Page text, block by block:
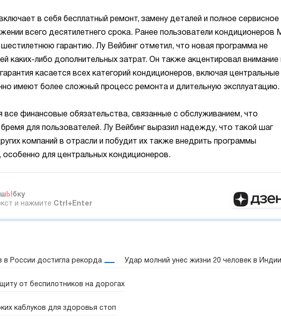
в себя бесплатный ремонт, замену деталей и полное сервисное
всего десятилетнего срока. Ранее пользователи кондиционеров
шестилетнюю гарантию. Лу Вейбинг отметил, что новая программа не
каких-либо дополнительных затрат. Он также акцентировал внимание
касается всех категорий кондиционеров, включая центральные
имеют более сложный процесс ремонта и длительную эксплуатацию.
все финансовые обязательства, связанные с обслуживанием, что
бремя для пользователей. Лу Вейбинг выразил надежду, что такой шаг
компаний в отрасли и побудит их также внедрить программы
особенно для центральных кондиционеров.
Ы бку
и нажмите Ctrl+Enter
в России достигла рекорда Удар молний унес жизни 20 человек в Индии
от беспилотников на дорогах
каблуков для здоровья стоп